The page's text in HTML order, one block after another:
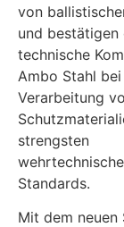
von
und bestätigen
technische
Ambo Stahl
Verarbeitung
strengsten
Standards.
Mit dem neuen